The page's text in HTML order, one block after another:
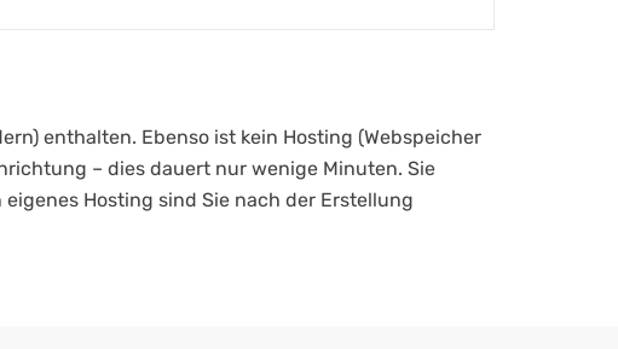
enthalten. Ebenso ist kein Hosting (Webspeicher
– dies dauert nur wenige Minuten. Sie
Hosting sind Sie nach der Erstellung